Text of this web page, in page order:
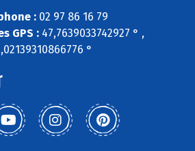
: 02 97 86 16 79
GPS : 47,7639033742927 ° ,
°